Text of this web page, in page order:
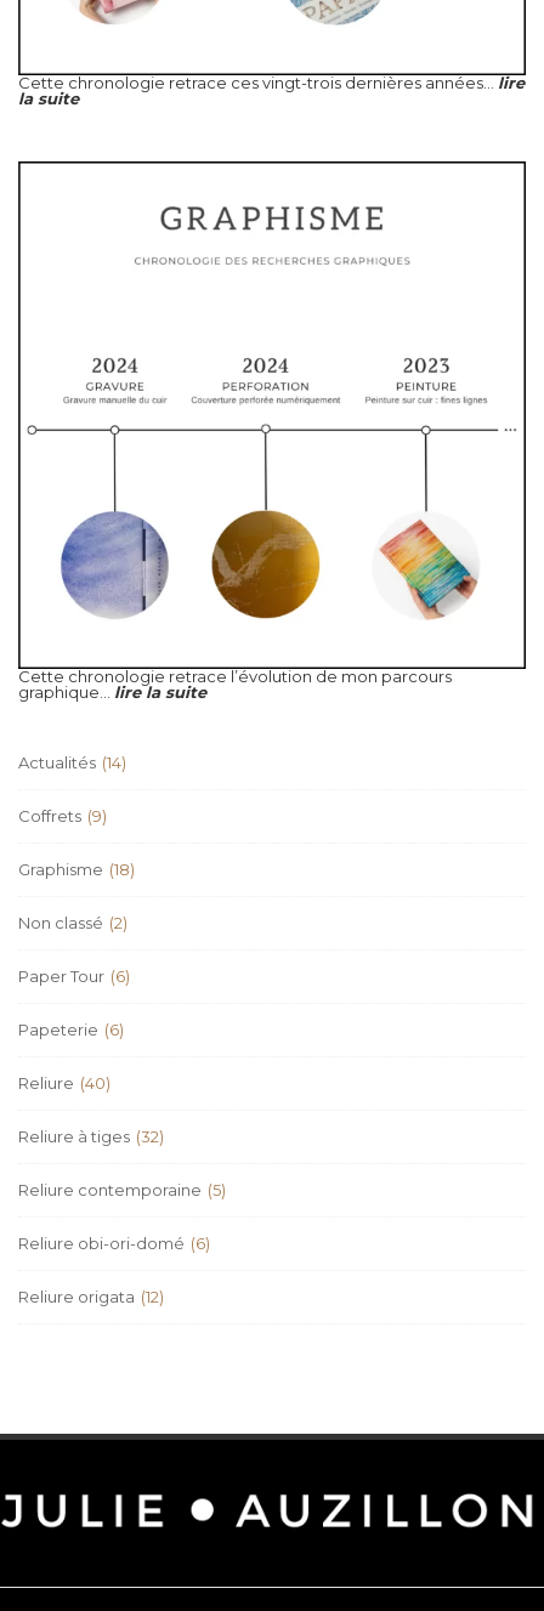
Cette chronologie retrace ces vingt-trois dernières années... lire
la suite
Cette chronologie retrace l’évolution de mon parcours
graphique... lire la suite
Actualités (14)
Coffrets (9)
Graphisme (18)
Non classé (2)
Paper Tour (6)
Papeterie (6)
Reliure (40)
Reliure à tiges (32)
Reliure contemporaine (5)
Reliure obi-ori-domé (6)
Reliure origata (12)